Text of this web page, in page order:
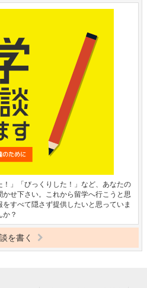
！」「びっくりした！」など、あなたの
せ下さい。これから留学へ行こうと思
すべて隠さず提供したいと思っていま
？
を書く